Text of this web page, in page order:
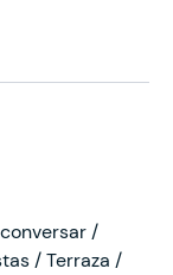
/
/ Terraza /